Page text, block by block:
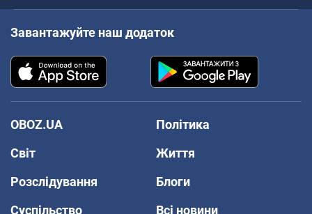
Завантажуйте наш додаток
OBOZ.UA
Політика
Світ
Життя
Розслідування
Блоги
Суспільство
Всі новини